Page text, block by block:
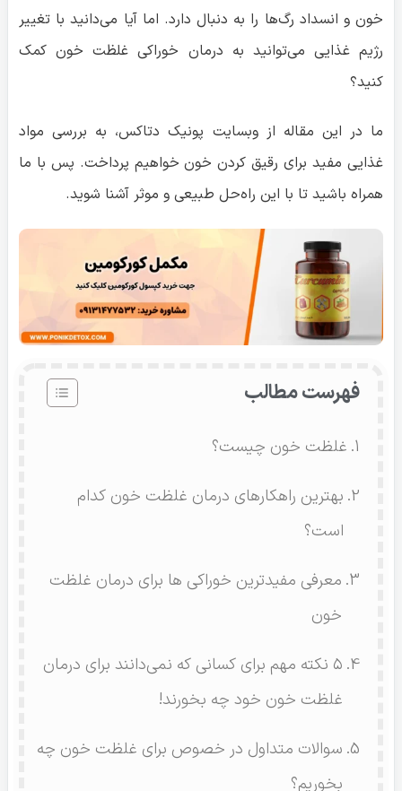
خون و انسداد رگ‌ها را به دنبال دارد. اما آیا می‌دانید با تغییر
رژیم غذایی می‌توانید به درمان خوراکی غلظت خون کمک
کنید؟
ما در این مقاله از وبسایت پونیک دتاکس، به بررسی مواد
غذایی مفید برای رقیق کردن خون خواهیم پرداخت. پس با ما
همراه باشید تا با این راه‌حل طبیعی و موثر آشنا شوید.
فهرست مطالب
غلظت خون چیست؟
بهترین راهکارهای درمان غلظت خون کدام
است؟
معرفی مفیدترین خوراکی ها برای درمان غلظت
خون
۵ نکته مهم برای کسانی که نمی‌دانند برای درمان
غلظت خون خود چه بخورند!
سوالات متداول در خصوص برای غلظت خون چه
بخوریم؟